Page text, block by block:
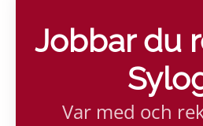
Jobbar du
Var med och